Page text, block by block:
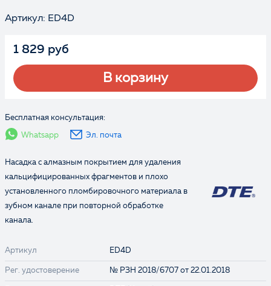
Артикул: ED4D
1 829 руб
В корзину
Бесплатная консультация:
Whatsapp Эл. почта
Насадка с алмазным покрытием для удаления
кальцифицированных фрагментов и плохо
установленного пломбировочного материала в
зубном канале при повторной обработке
канала.
Артикул ED4D
Рег. удостоверение № РЗН 2018/6707 от 22.01.2018